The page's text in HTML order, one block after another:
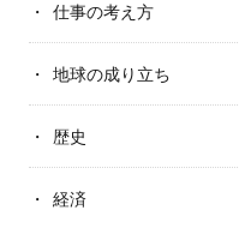
仕事の考え方
地球の成り立ち
歴史
経済